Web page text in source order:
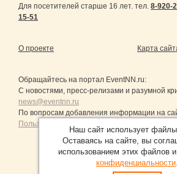
Для посетителей старше 16 лет. тел. 8-920-
15-51
О проекте Карта
Обращайтесь на портал EventNN.ru:
С новостями, пресс-релизами и разумной
news@eventnn.ru
По вопросам добавления информации на
Пользовательское Соглашение и политика
Наш сайт использует
Оставаясь на сайте, вы
использованием этих файлов и
конфиденциальности.